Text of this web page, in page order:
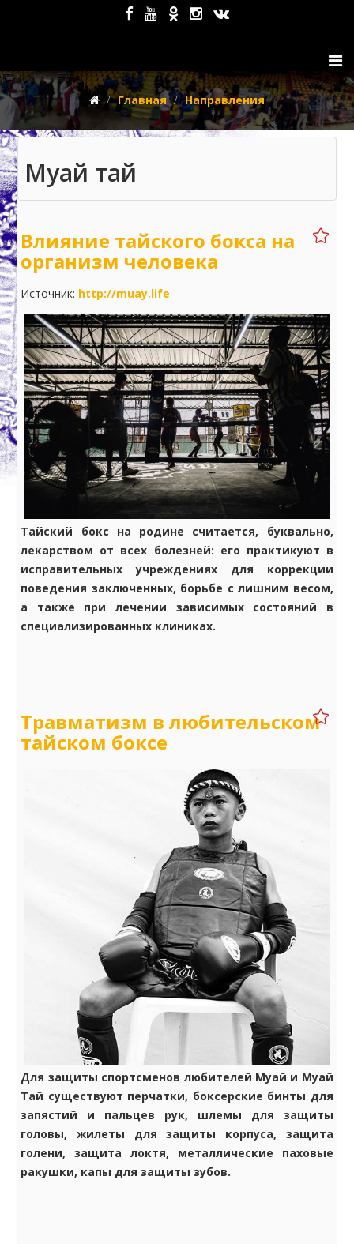
Главная Направления
Муай тай
Влияние тайского бокса на
организм человека
Источник: http://muay.life
Тайский бокс на родине считается, буквально,
лекарством от всех болезней: его практикуют в
исправительных учреждениях для коррекции
поведения заключенных, борьбе с лишним весом,
а также при лечении зависимых состояний в
специализированных клиниках.
Травматизм в любительском
тайском боксе
Для защиты спортсменов любителей Муай и Муай
Тай существуют перчатки, боксерские бинты для
запястий и пальцев рук, шлемы для защиты
головы, жилеты для защиты корпуса, защита
голени, защита локтя, металлические паховые
ракушки, капы для защиты зубов.